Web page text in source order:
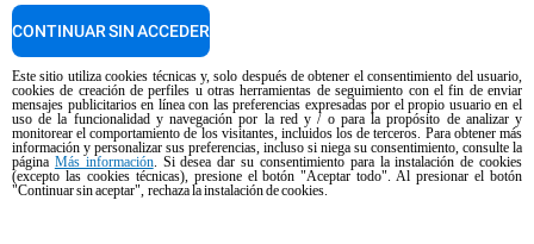
Tratamiento de agua con filtros de resina
Garantía Unox
Centros de servicio técnico
Copyright 2026 UNOX SpA Todos los derechos reservados. Reg. Imp. Padova
n ° 04230750285 - REA Padova 372835 - Cap. Soc. 5.000.000 € iv - P.IVA /
CF 04230750285 - IT WEEE Reg. No. IT08020000000377
Aviso sobre el contenido generado por IA Privacy policy Cookie policy
Este sitio utiliza cookies técnicas y, solo después de obtener el consentimiento del usuario,
cookies de creación de perfiles u otras herramientas de seguimiento con el fin de enviar
mensajes publicitarios en línea con las preferencias expresadas por el propio usuario en el
uso de la funcionalidad y navegación por la red y / o para la propósito de analizar y
monitorear el comportamiento de los visitantes, incluidos los de terceros. Para obtener más
información y personalizar sus preferencias, incluso si niega su consentimiento, consulte la
página Más información. Si desea dar su consentimiento para la instalación de cookies
(excepto las cookies técnicas), presione el botón "Aceptar todo". Al presionar el botón
"Continuar sin aceptar", rechaza la instalación de cookies.
CONTINUAR SIN ACCEDER